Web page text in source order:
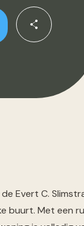
Evert C.
buurt. Met een